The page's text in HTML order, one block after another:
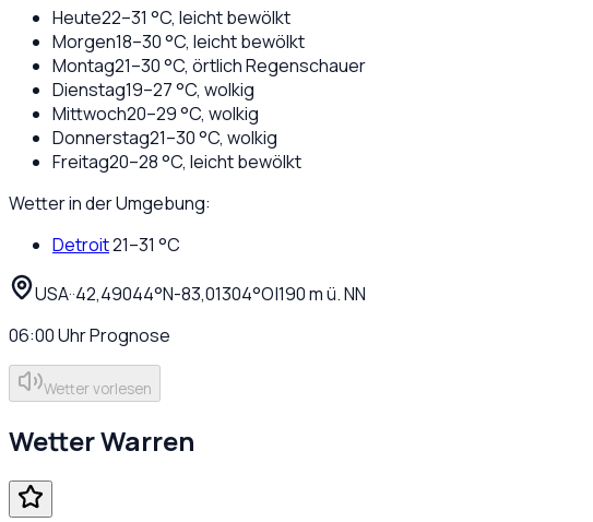
Heute22–31 °C, leicht bewölkt
Morgen18–30°C, leicht bewölkt
Montag21–30°C, örtlich Regenschauer
Dienstag19–27°C, wolkig
Mittwoch20–29°C, wolkig
Donnerstag21–30°C, wolkig
Freitag20–28°C, leicht bewölkt
Wetter in der Umgebung:
Detroit21–31 °C
USA··42,49044°N-83,01304°O|190m ü. NN
06:00UhrPrognose
Wetter vorlesen
WetterWarren